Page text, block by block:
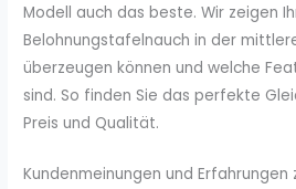
Modell auch das beste. Wir zeigen
Belohnungstafelnauch in der
überzeugen können und welche
sind. So finden Sie das perfekte
Preis und Qualität.
Kundenmeinungen und Erfahrungen